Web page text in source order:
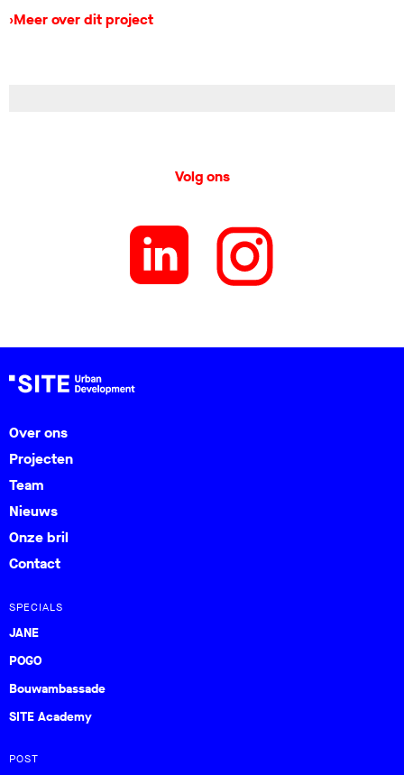
›Meer over dit project
Volg ons
Over ons
Projecten
Team
Nieuws
Onze bril
Contact
SPECIALS
JANE
POGO
Bouwambassade
SITE Academy
POST